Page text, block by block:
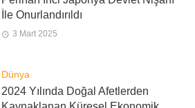
İle Onurlandırıldı
3 Mart 2025
Dünya
2024 Yılında Doğal Afetlerden